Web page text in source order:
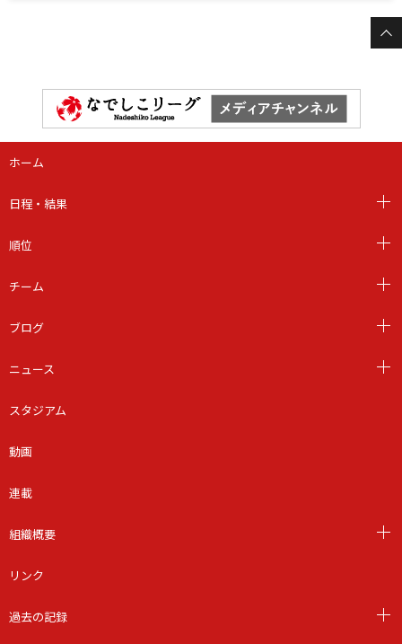
ホーム
日程・結果
順位
チーム
ブログ
ニュース
スタジアム
動画
連載
組織概要
リンク
過去の記録